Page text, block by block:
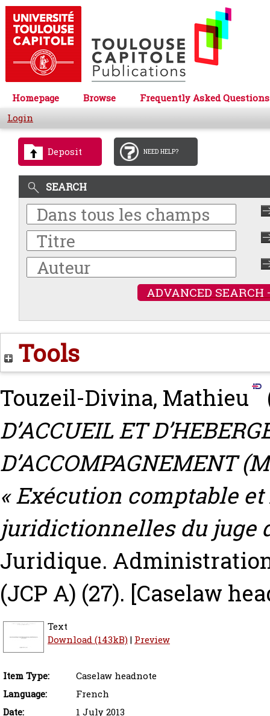
Homepage Browse
Frequently Asked Questions
Login
Deposit NEED HELP?
SEARCH
ADVANCED SEARCH
Tools
Touzeil-Divina, Mathieu
D’ACCUEIL ET
D’ACCOMPAGNEMENT
« Exécution comptable
juridictionnelles du juge
Juridique.
(JCP A) (27). [Caselaw
Text
Download (143kB)| Preview
Item Type:
Caselaw headnote
Language:
French
Date:
1 July 2013